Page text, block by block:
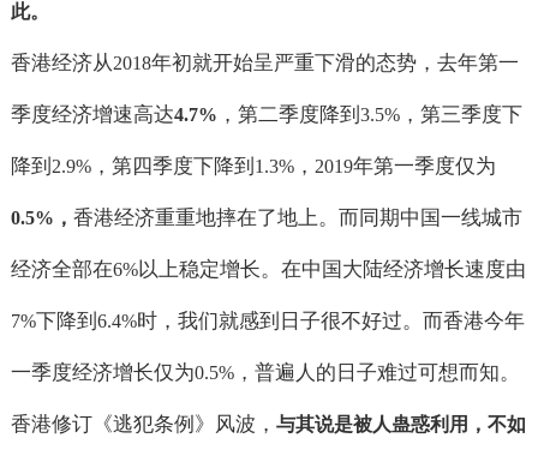
此。
香港经济从2018年初就开始呈严重下滑的态势，去年第一
季度经济增速高达4.7% ，第二季度降到 3.5%，第三季度下
降到 2.9%，第四季度下降到 1.3%， 2019年第一季度仅为
0.5% ， 香港经济重重地摔在了地上。而同期中国一线城市
经济全部在6%以上稳定增长。在中国大陆经济增长速度由
7%下降到 6.4%时，我们就感到日子很不好过。而香港今年
一季度经济增长仅为0.5%，普遍人的日子难过可想而知。
香港修订《逃犯条例》风波， 与其说是被人蛊惑利用，不如